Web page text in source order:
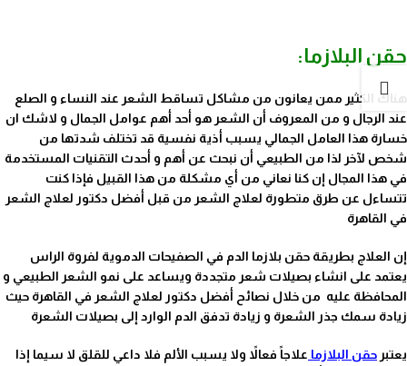
حقن البلازما:
هناك الكثير ممن يعانون من مشاكل تساقط الشعر عند النساء و الصلع
عند الرجال و من المعروف أن الشعر هو أحد أهم عوامل الجمال و لاشك ان
خسارة هذا العامل الجمالي يسبب أذية نفسية قد تختلف شدتها من
شخص لآخر لذا من الطبيعي أن نبحث عن أهم و أحدث التقنيات المستخدمة
في هذا المجال إن كنا نعاني من أي مشكلة من هذا القبيل فإذا كنت
تتساءل عن طرق متطورة لعلاج الشعر من قبل أفضل دكتور لعلاج الشعر
في القاهرة
إن العلاج بطريقة حقن بلازما الدم في الصفيحات الدموية لفروة الراس
يعتمد على انشاء بصيلات شعر متجددة ويساعد على نمو الشعر الطبيعي و
المحافظة عليه من خلال نصائح أفضل دكتور لعلاج الشعر في القاهرة حيث
زيادة سمك جذر الشعرة و زيادة تدفق الدم الوارد إلى بصيلات الشعرة
يعتبر حقن البلازما علاجاً فعالاً ولا يسبب الألم فلا داعي للقلق لا سيما إذا